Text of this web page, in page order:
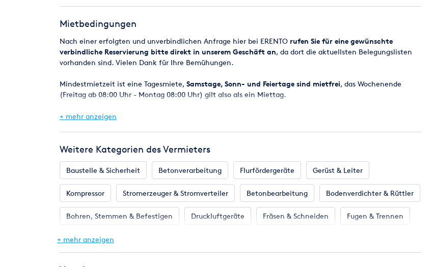
Mietbedingungen
Nach einer erfolgten und unverbindlichen Anfrage hier bei ERENTO rufen Sie für eine gewünschte
verbindliche Reservierung bitte direkt in unserem Geschäft an, da dort die aktuellsten Belegungslisten
vorhanden sind. Vielen Dank für Ihre Bemühungen.
Mindestmietzeit ist eine Tagesmiete, Samstage, Sonn- und Feiertage sind mietfrei, das Wochenende
(Freitag ab 08:00 Uhr - Montag 08:00 Uhr) gilt also als ein Miettag.
Bei Reservierungen werden die Geräte in der Regel ab 8.00 Uhr bereitgestellt, der Miettag endet
Eine Verfügbarkeitsgarantie kann jedoch nicht zugesagt werden, da es vorkommen kann, dass zugesagte
selbstverständlich alles daran setzen, in jedem Fall eine entsprechende Maschine für Sie parat zu haben.
Mietpreise und Kaution
Die angegebenen Mietpreise beziehen sich auf einen Miettag incl. der gesetzlichen Mehrwertsteuer.
Die Kaution ist bei Mietbeginn zu entrichten nur per EC-KARTE MIT PIN oder Kreditkarte (MasterCard -
VISA - AmericanExpress).
Die Kautionshöhe entspricht dem zu erwarteten Rechnungsbetrag. Die Kautionshöhe kann je nach
Risikoeinstufung individuell durch unsere Mitarbeiter jederzeit erhöht oder aber auch erlassen werden.
+ mehr anzeigen
Weitere Kategorien des Vermieters
Baustelle & Sicherheit Betonverarbeitung Flurfördergeräte Gerüst & Leiter
Kompressor Stromerzeuger & Stromverteiler Betonbearbeitung Bodenverdichter & Rüttler
Bohren, Stemmen & Befestigen Druckluftgeräte Fräsen & Schneiden Fugen & Trennen
Gartengeräte
+ mehr anzeigen